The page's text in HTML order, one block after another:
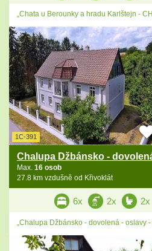
„Chata u Berounky a hradu Karlštejn -
1C-391
Chalupa Džbánsko -
Max. 16 osob
27.8 km vzdušně od Křivoklát
6x 2x 2x
„Chalupa Džbánsko - dovolená - oslavy